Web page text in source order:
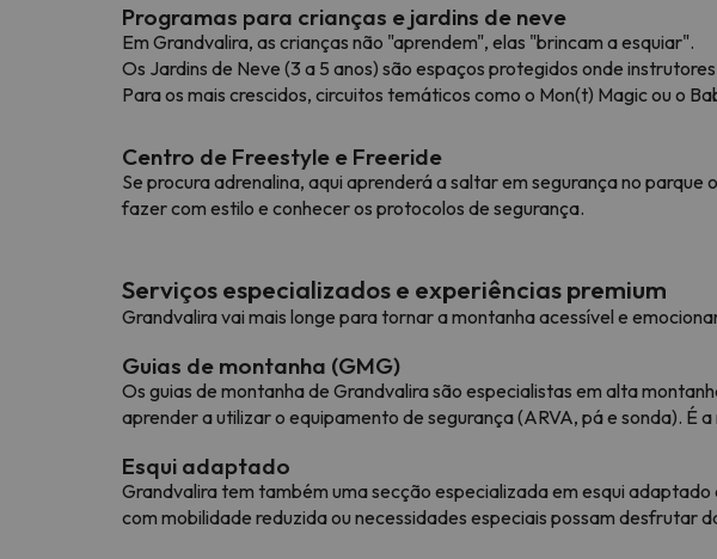
Programas para crianças e jardins de neve
Em Grandvalira, as crianças não "aprendem", elas "brincam a esquiar".
Os Jardins de Neve (3 a 5 anos) são espaços protegidos onde
Para os mais crescidos, circuitos temáticos como o Mon(t) Magic ou o
Centro de Freestyle e Freeride
Se procura adrenalina, aqui aprenderá a saltar em segurança no
fazer com estilo e conhecer os protocolos de segurança.
Serviços especializados e experiências premium
Grandvalira vai mais longe para tornar a montanha acessível e
Guias de montanha (GMG)
Os guias de montanha de Grandvalira são especialistas em alta
aprender a utilizar o equipamento de segurança (ARVA, pá e sonda). É
Esqui adaptado
Grandvalira tem também uma secção especializada em esqui
com mobilidade reduzida ou necessidades especiais possam desfrutar